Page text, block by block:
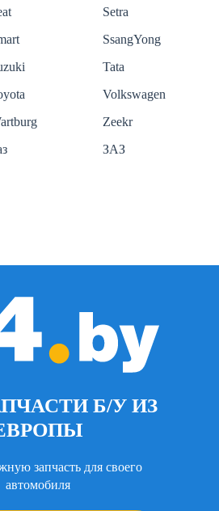
Setra
SsangYong
Tata
Volkswagen
Zeekr
ЗАЗ
Б/У ИЗ
запчасть для своего
автомобиля